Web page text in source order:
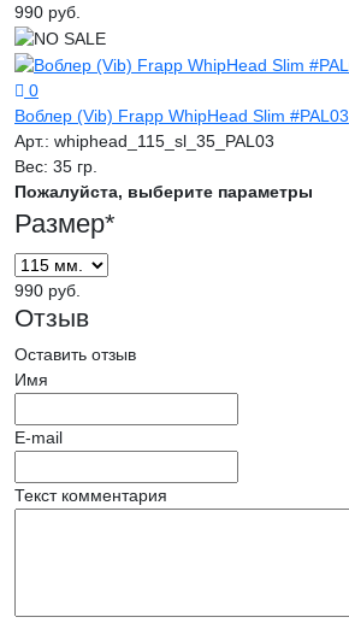
990 руб.
0
Воблер (Vib) Frapp WhipHead Slim #PAL03
Арт.: whiphead_115_sl_35_PAL03
Вес: 35 гр.
Пожалуйста, выберите параметры
Размер*
990 руб.
Отзыв
Оставить отзыв
Имя
E-mail
Текст комментария